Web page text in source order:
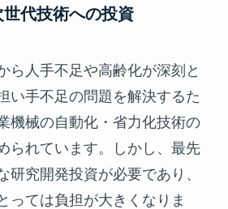
代技術への投資
ら人手不足や高齢化が深刻と
い手不足の問題を解決するた
機械の自動化・省力化技術の
られています。しかし、最先
研究開発投資が必要であり、
っては負担が大きくなりま